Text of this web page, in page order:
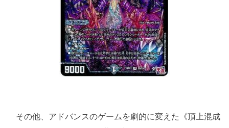
その他、アドバンスのゲームを劇的に変えた《頂上混成